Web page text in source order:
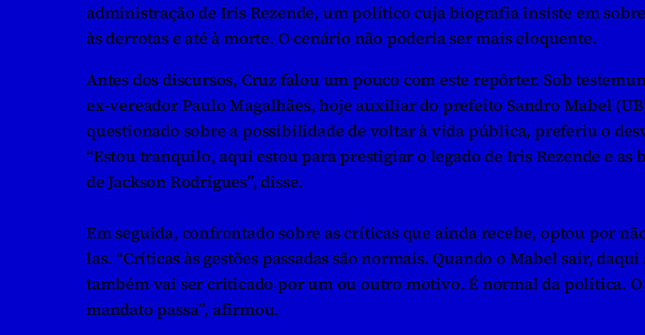
administração de Iris Rezende, um político cuja biografia insiste em
às derrotas e até à morte. O cenário não poderia ser mais eloquente.
Antes dos discursos, Cruz falou um pouco com este repórter. Sob
ex-vereador Paulo Magalhães, hoje auxiliar do prefeito Sandro Mabel
questionado sobre a possibilidade de voltar à vida pública, preferiu o
“Estou tranquilo, aqui estou para prestigiar o legado de Iris Rezende e as
de Jackson Rodrigues”, disse.
Em seguida, confrontado sobre as críticas que ainda recebe, optou por
las. “Críticas às gestões passadas são normais. Quando o Mabel sair,
também vai ser criticado por um ou outro motivo. É normal da política. O
mandato passa”, afirmou.